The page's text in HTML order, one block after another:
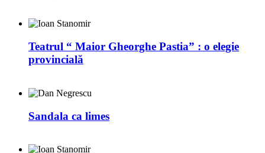
Teatrul “ Maior Gheorghe Pastia” : o elegie
provincială
Sandala ca limes